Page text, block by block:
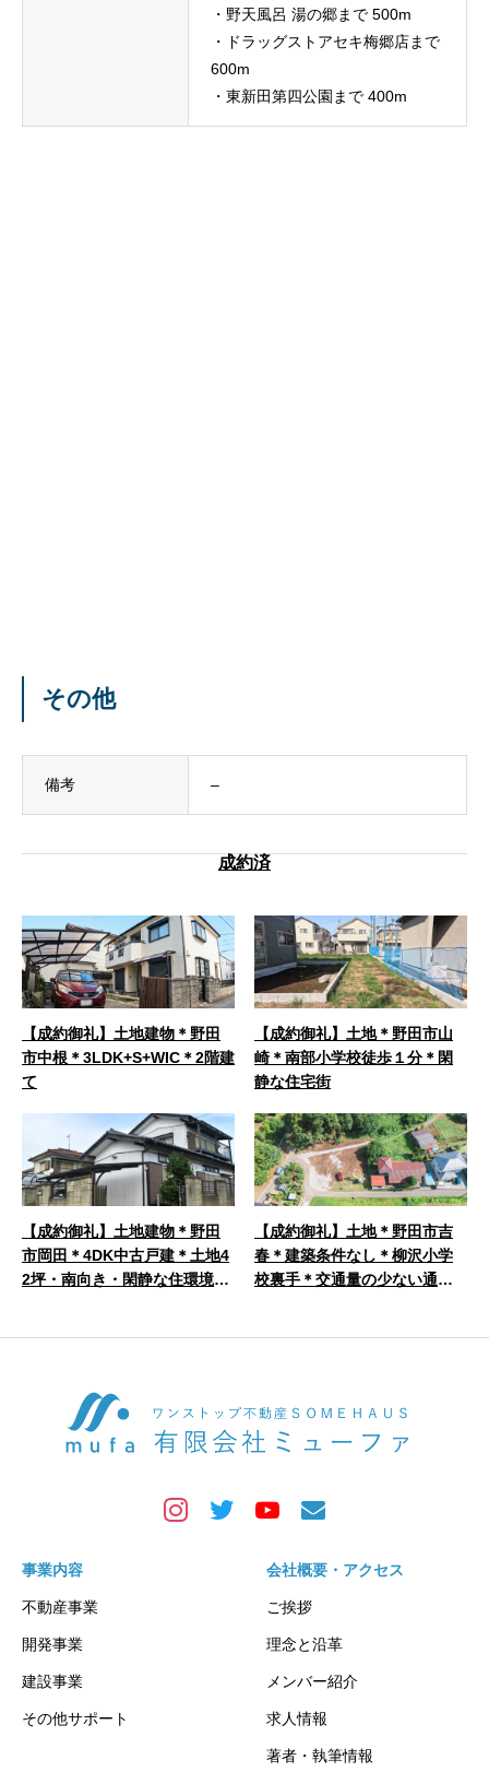
・野天風呂 湯の郷まで 500m
・ドラッグストアセキ梅郷店まで
600m
・東新田第四公園まで 400m
その他
備考 –
成約済
【成約御礼】土地建物＊野田
市中根＊3LDK+S+WIC＊2階建
て
【成約御礼】土地＊野田市山
崎＊南部小学校徒歩１分＊閑
静な住宅街
【成約御礼】土地建物＊野田
市岡田＊4DK中古戸建＊土地4
2坪・南向き・閑静な住環境＊
【成約御礼】土地＊野田市吉
春＊建築条件なし＊柳沢小学
校裏手＊交通量の少ない通学
事業内容
不動産事業
開発事業
建設事業
その他サポート
会社概要・アクセス
ご挨拶
理念と沿革
メンバー紹介
求人情報
著者・執筆情報